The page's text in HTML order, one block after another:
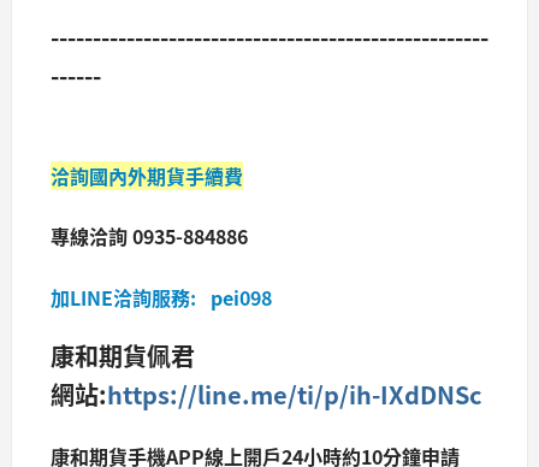
----------------------------------------------------
------
洽詢國內外期貨手續費
專線洽詢 0935-884886
加LINE洽詢服務: pei098
康和期貨佩君
網站:https://line.me/ti/p/ih-IXdDNSc
康和期貨手機APP線上開戶24小時約10分鐘申請